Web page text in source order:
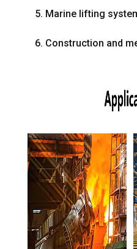
5. Marine lifting
6. Construction and